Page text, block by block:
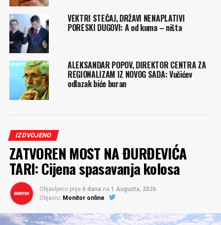
VEKTRI STEČAJ, DRŽAVI NENAPLATIVI
PORESKI DUGOVI: A od kuma – ništa
ALEKSANDAR POPOV, DIREKTOR CENTRA ZA
REGIONALIZAM IZ NOVOG SADA: Vučićev
odlazak biće buran
IZDVOJENO
ZATVOREN MOST NA ĐURĐEVIĆA
TARI: Cijena spasavanja kolosa
Objavljeno prije 6 dana na 1 Augusta, 2026
Objavio: Monitor online